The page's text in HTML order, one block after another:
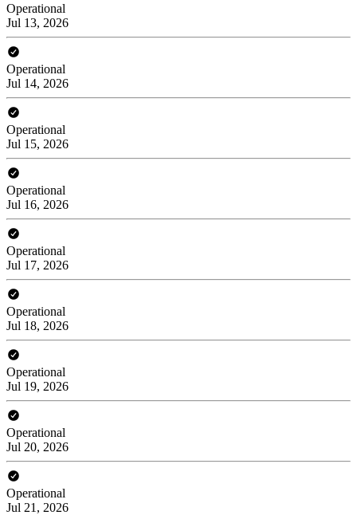
Operational
Jul 13, 2026
Operational
Jul 14, 2026
Operational
Jul 15, 2026
Operational
Jul 16, 2026
Operational
Jul 17, 2026
Operational
Jul 18, 2026
Operational
Jul 19, 2026
Operational
Jul 20, 2026
Operational
Jul 21, 2026